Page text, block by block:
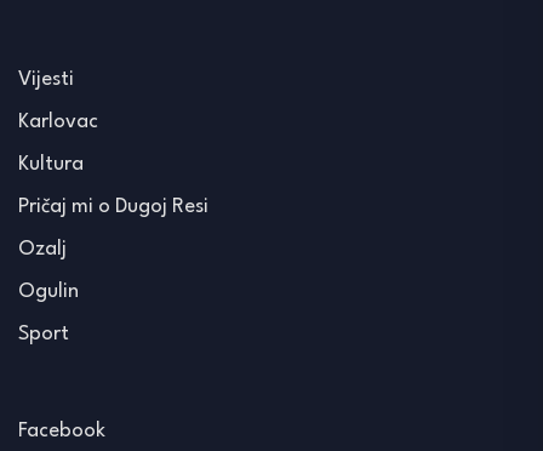
Vijesti
Karlovac
Kultura
Pričaj mi o Dugoj Resi
Ozalj
Ogulin
Sport
Facebook